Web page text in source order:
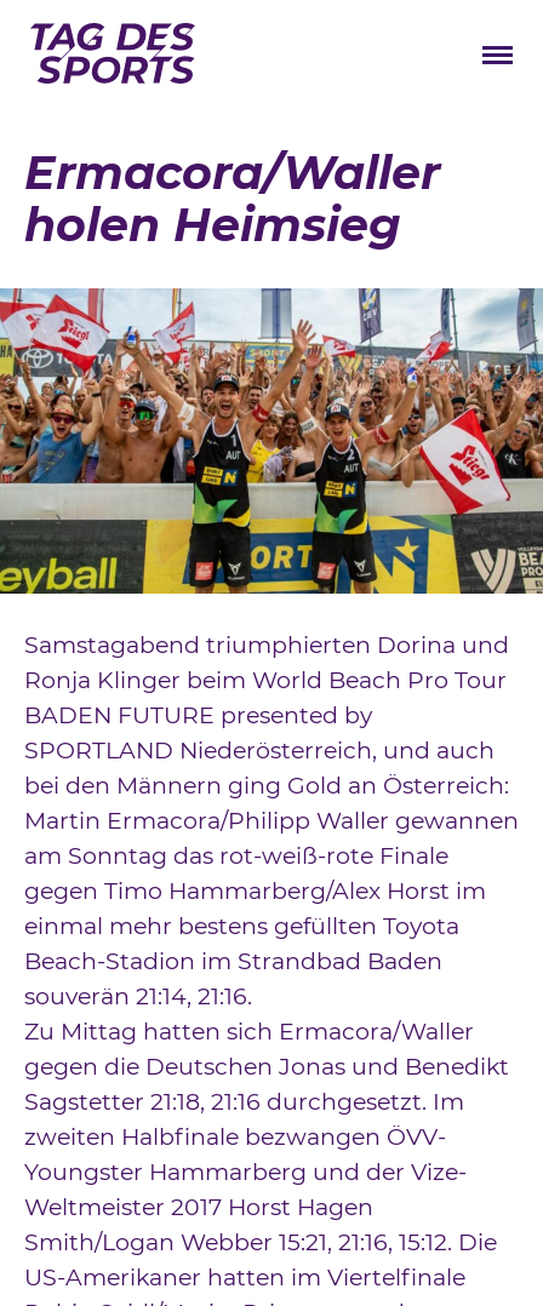
News
Stars
Lageplan
Galerie
Verbände
Barrierefreiheit
Downloads
Impressum
Datenschutz
Ermacora/Waller
holen Heimsieg
Samstagabend triumphierten Dorina und
Ronja Klinger beim World Beach Pro Tour
BADEN FUTURE presented by
SPORTLAND Niederösterreich, und auch
bei den Männern ging Gold an Österreich:
Martin Ermacora/Philipp Waller gewannen
am Sonntag das rot-weiß-rote Finale
gegen Timo Hammarberg/Alex Horst im
einmal mehr bestens gefüllten Toyota
Beach-Stadion im Strandbad Baden
souverän 21:14, 21:16.
Zu Mittag hatten sich Ermacora/Waller
gegen die Deutschen Jonas und Benedikt
Sagstetter 21:18, 21:16 durchgesetzt. Im
zweiten Halbfinale bezwangen ÖVV-
Youngster Hammarberg und der Vize-
Weltmeister 2017 Horst Hagen
Smith/Logan Webber 15:21, 21:16, 15:12. Die
US-Amerikaner hatten im Viertelfinale